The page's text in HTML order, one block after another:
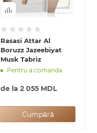
Rasasi Attar Al
Boruzz Jazeebiyat
Musk Tabriz
Pentru a comanda
de la 2 055 MDL
Cumpără